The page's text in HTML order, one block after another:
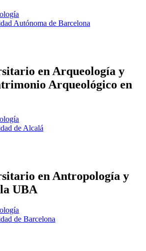
Autónoma de Barcelona
en Arqueología y
Arqueológico en
de Alcalá
en Antropología y
UBA
de Barcelona